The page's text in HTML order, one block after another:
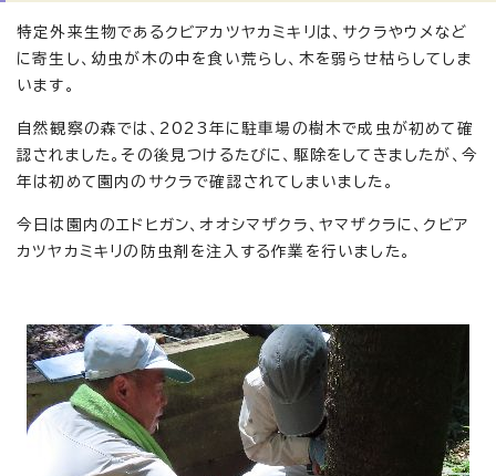
特定外来生物であるクビアカツヤカミキリは、サクラやウメなど
に寄生し、幼虫が木の中を食い荒らし、木を弱らせ枯らしてしま
います。
自然観察の森では、2023年に駐車場の樹木で成虫が初めて確
認されました。その後見つけるたびに、駆除をしてきましたが、今
年は初めて園内のサクラで確認されてしまいました。
今日は園内のエドヒガン、オオシマザクラ、ヤマザクラに、クビア
カツヤカミキリの防虫剤を注入する作業を行いました。